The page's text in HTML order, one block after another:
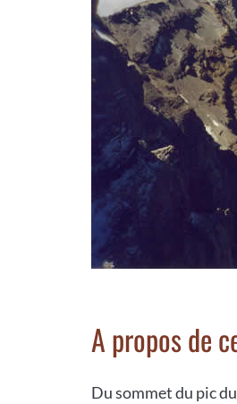
A propos de
Du sommet du pic